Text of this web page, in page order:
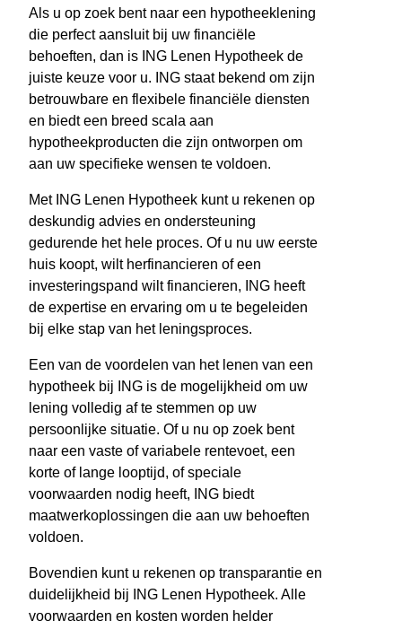
Als u op zoek bent naar een hypotheeklening
die perfect aansluit bij uw financiële
behoeften, dan is ING Lenen Hypotheek de
juiste keuze voor u. ING staat bekend om zijn
betrouwbare en flexibele financiële diensten
en biedt een breed scala aan
hypotheekproducten die zijn ontworpen om
aan uw specifieke wensen te voldoen.
Met ING Lenen Hypotheek kunt u rekenen op
deskundig advies en ondersteuning
gedurende het hele proces. Of u nu uw eerste
huis koopt, wilt herfinancieren of een
investeringspand wilt financieren, ING heeft
de expertise en ervaring om u te begeleiden
bij elke stap van het leningsproces.
Een van de voordelen van het lenen van een
hypotheek bij ING is de mogelijkheid om uw
lening volledig af te stemmen op uw
persoonlijke situatie. Of u nu op zoek bent
naar een vaste of variabele rentevoet, een
korte of lange looptijd, of speciale
voorwaarden nodig heeft, ING biedt
maatwerkoplossingen die aan uw behoeften
voldoen.
Bovendien kunt u rekenen op transparantie en
duidelijkheid bij ING Lenen Hypotheek. Alle
voorwaarden en kosten worden helder